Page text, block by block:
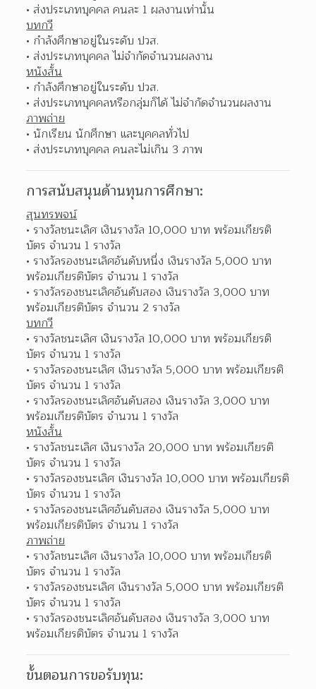
ส่งประเภทบุคคล คนละ 1 ผลงานเท่านั้น
บทกวี
กำลังศึกษาอยู่ในระดับ ปวส.
ส่งประเภทบุคคล ไม่จำกัดจำนวนผลงาน
หนังสั้น
กำลังศึกษาอยู่ในระดับ ปวส.
ส่งประเภทบุคคลหรือกลุ่มก็ได้ ไม่จำกัดจำนวนผลงาน
ภาพถ่าย
นักเรียน นักศึกษา และบุคคลทั่วไป
ส่งประเภทบุคคล คนละไม่เกิน 3 ภาพ
การสนับสนุนด้านทุนการศึกษา:
สุนทรพจน์
รางวัลชนะเลิศ เงินรางวัล 10,000 บาท พร้อมเกียรติ
บัตร จำนวน 1 รางวัล
รางวัลรองชนะเลิศอันดับหนึ่ง เงินรางวัล 5,000 บาท
พร้อมเกียรติบัตร จำนวน 1 รางวัล
รางวัลรองชนะเลิศอันดับสอง เงินรางวัล 3,000 บาท
พร้อมเกียรติบัตร จำนวน 2 รางวัล
บทกวี
รางวัลชนะเลิศ เงินรางวัล 10,000 บาท พร้อมเกียรติ
บัตร จำนวน 1 รางวัล
รางวัลรองชนะเลิศ เงินรางวัล 5,000 บาท พร้อมเกียรติ
บัตร จำนวน 1 รางวัล
รางวัลรองชนะเลิศอันดับสอง เงินรางวัล 3,000 บาท
พร้อมเกียรติบัตร จำนวน 1 รางวัล
หนังสั้น
รางวัลชนะเลิศ เงินรางวัล 20,000 บาท พร้อมเกียรติ
บัตร จำนวน 1 รางวัล
รางวัลรองชนะเลิศ เงินรางวัล 10,000 บาท พร้อมเกียรติ
บัตร จำนวน 1 รางวัล
รางวัลรองชนะเลิศอันดับสอง เงินรางวัล 5,000 บาท
พร้อมเกียรติบัตร จำนวน 1 รางวัล
ภาพถ่าย
รางวัลชนะเลิศ เงินรางวัล 10,000 บาท พร้อมเกียรติ
บัตร จำนวน 1 รางวัล
รางวัลรองชนะเลิศ เงินรางวัล 5,000 บาท พร้อมเกียรติ
บัตร จำนวน 1 รางวัล
รางวัลรองชนะเลิศอันดับสอง เงินรางวัล 3,000 บาท
พร้อมเกียรติบัตร จำนวน 1 รางวัล
ขั้นตอนการขอรับทุน: